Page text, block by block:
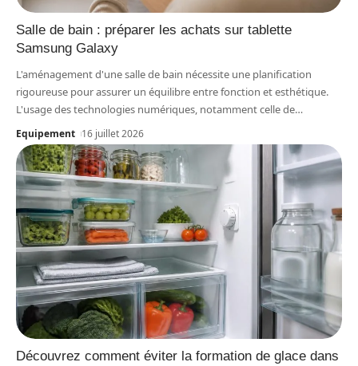
Salle de bain : préparer les achats sur tablette
Samsung Galaxy
L'aménagement d'une salle de bain nécessite une planification
rigoureuse pour assurer un équilibre entre fonction et esthétique.
L'usage des technologies numériques, notamment celle de…
Equipement 16 juillet 2026
Découvrez comment éviter la formation de glace dans